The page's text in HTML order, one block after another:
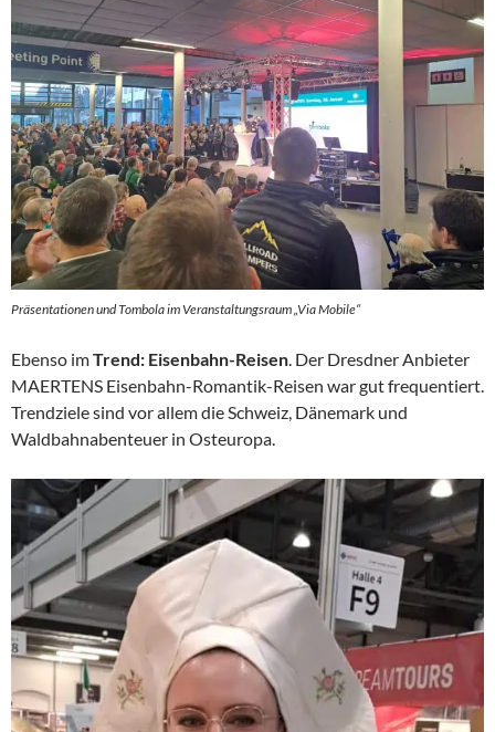
Präsentationen und Tombola im Veranstaltungsraum „Via Mobile“
Ebenso imTrend: Eisenbahn-Reisen. Der Dresdner Anbieter
MAERTENS Eisenbahn-Romantik-Reisen war gut frequentiert.
Trendziele sind vor allem die Schweiz, Dänemark und
Waldbahnabenteuer in Osteuropa.